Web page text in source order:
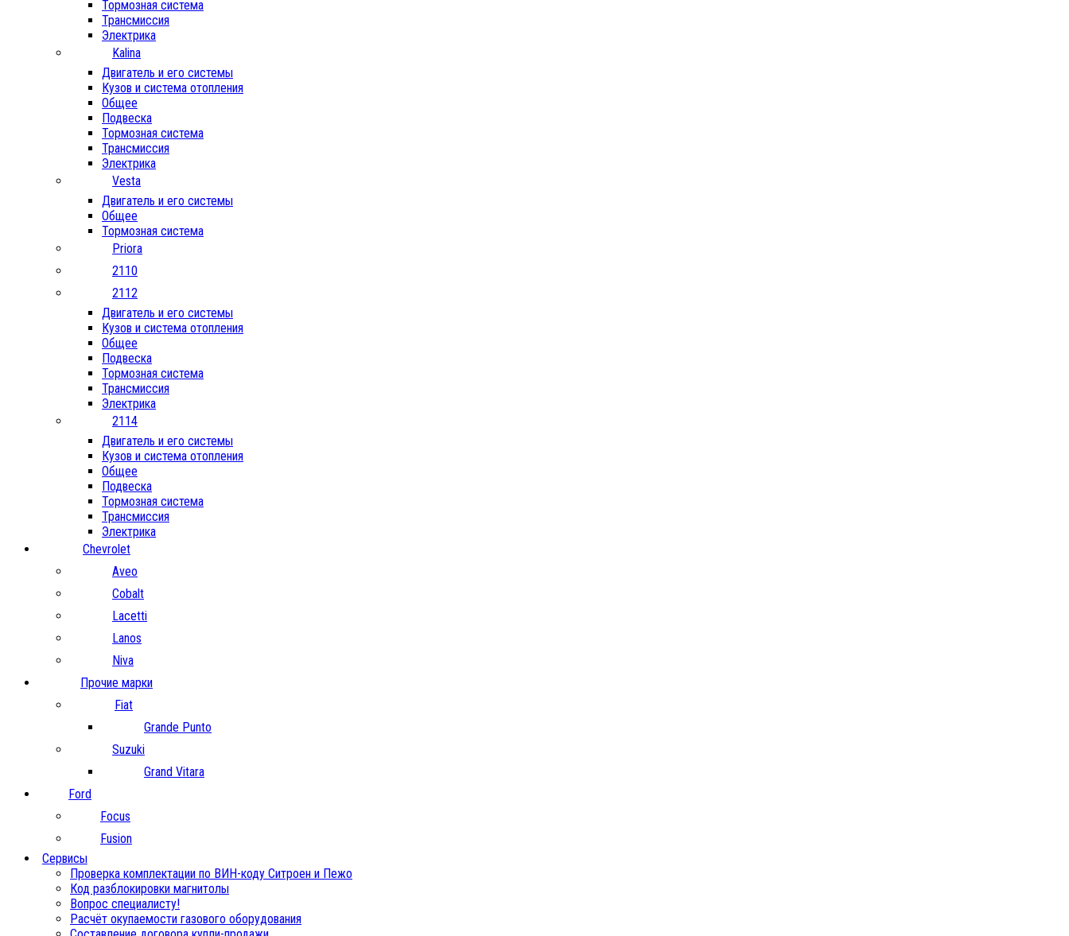
Тормозная система
Трансмиссия
Электрика
Kalina
Двигатель и его системы
Кузов и система отопления
Общее
Подвеска
Тормозная система
Трансмиссия
Электрика
Vesta
Двигатель и его системы
Общее
Тормозная система
Priora
2110
2112
Двигатель и его системы
Кузов и система отопления
Общее
Подвеска
Тормозная система
Трансмиссия
Электрика
2114
Двигатель и его системы
Кузов и система отопления
Общее
Подвеска
Тормозная система
Трансмиссия
Электрика
Chevrolet
Aveo
Cobalt
Lacetti
Lanos
Niva
Прочие марки
Fiat
Grande Punto
Suzuki
Grand Vitara
Ford
Focus
Fusion
Сервисы
Проверка комплектации по ВИН-коду Ситроен и Пежо
Код разблокировки магнитолы
Вопрос специалисту!
Расчёт окупаемости газового оборудования